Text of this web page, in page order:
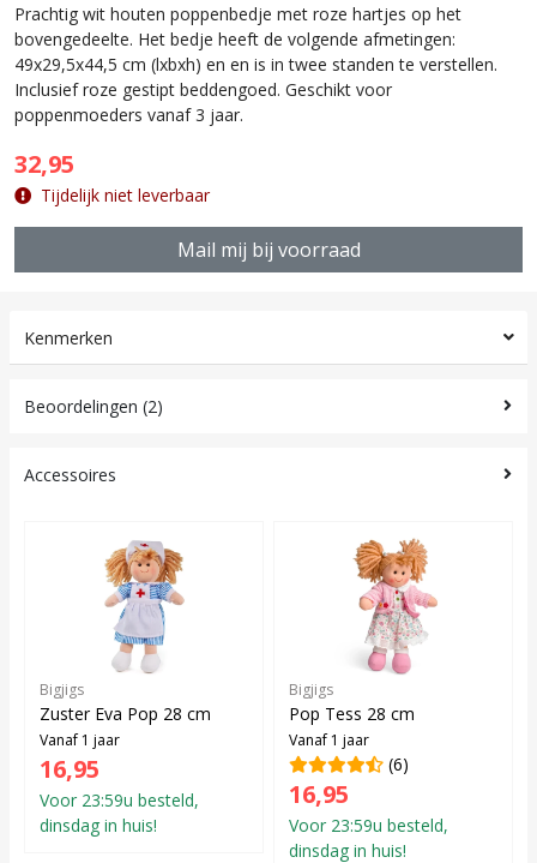
Prachtig wit houten poppenbedje met roze hartjes op het
bovengedeelte. Het bedje heeft de volgende afmetingen:
49x29,5x44,5 cm (lxbxh) en en is in twee standen te verstellen.
Inclusief roze gestipt beddengoed. Geschikt voor
poppenmoeders vanaf 3 jaar.
32,95
Tijdelijk niet leverbaar
Mail mij bij voorraad
Kenmerken
Beoordelingen (2)
Accessoires
Bigjigs
Zuster Eva Pop 28 cm
Vanaf 1 jaar
16,95
Voor 23:59u besteld,
dinsdag in huis!
Bigjigs
Pop Tess 28 cm
Vanaf 1 jaar
(6)
16,95
Voor 23:59u besteld,
dinsdag in huis!